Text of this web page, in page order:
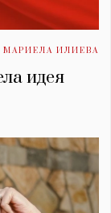
МАРИЕЛА ИЛИЕВА
идея